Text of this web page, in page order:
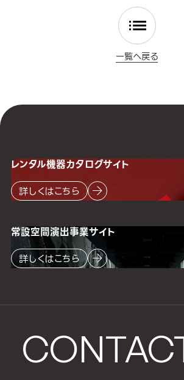
一覧へ戻る
レンタル機器カタログサイト
詳しくはこちら
常設空間演出事業サイト
詳しくはこちら